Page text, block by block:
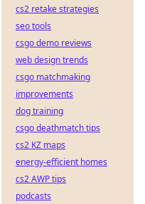
cs2 retake strategies
seo tools
csgo demo reviews
web design trends
csgo matchmaking
improvements
dog training
csgo deathmatch tips
cs2 KZ maps
energy-efficient homes
cs2 AWP tips
podcasts